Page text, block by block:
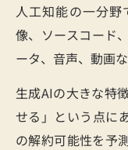
人工知能の一分
像、ソースコード
ータ、音声、動画
生成AIの大きな特
せる」という点に
の解約可能性を予